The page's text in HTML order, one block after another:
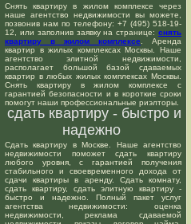
Снять квартиру в жилом комплексе через
наше агентство недвижимости вы можете,
позвонив нам по телефону: +7 (495) 518-19-
12, или заполнив заявку на странице: снять
квартиру в жилом комплексе . Аренда
квартир в жилых комплексах Москвы. Наше
агентство элитной недвижимости,
располагает большой базой сдаваемых
квартир в любых жилых комплексах Москвы.
Снять квартиру в жилом комплексе с
гарантией безопасности и в короткие сроки
помогут наши профессиональные риэлторы.
сдать квартиру - быстро и
надежно
Сдать квартиру в Москве. Наше агентство
недвижимости поможет сдать квартиру
любого уровня, с гарантией получения
стабильного и своевременного дохода от
сдачи квартиры в аренду. Сдать комнату,
сдать квартиру, сдать элитную квартиру -
быстро и надежно. Полный пакет услуг
агентства недвижимости: оценка
недвижимости, реклама сдаваемой